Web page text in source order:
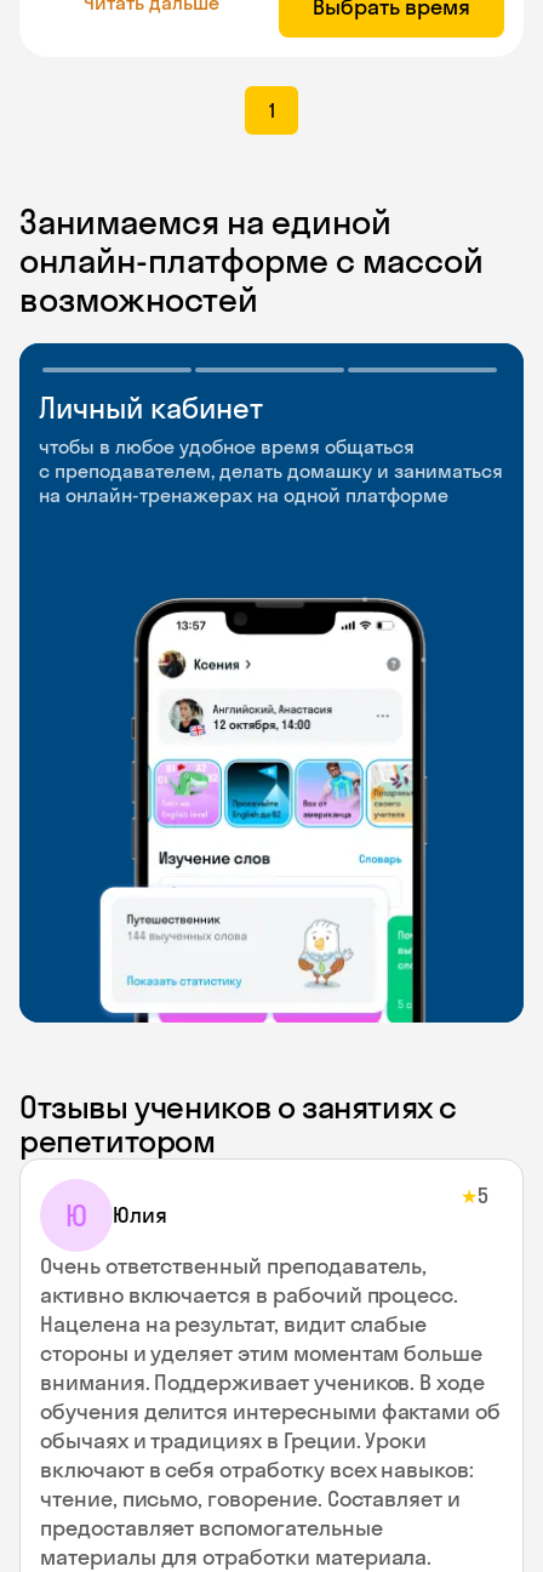
Выбрать время
1
Занимаемся на единой
онлайн-платформе с массой
возможностей
Личный кабинет
чтобы в любое удобное время общаться
с преподавателем, делать домашку и заниматься
на онлайн-тренажерах на одной платформе
Мобильное
приложение
чтобы заниматься и изучать новые слова где
и когда удобно
Разговорные клубы
и Talks
Групповые занятия для разговорной практики
и индивидуальные встречи с преподавателями
Отзывы учеников о занятиях с
репетитором
Ю Юлия
★5
Очень ответственный преподаватель,
активно включается в рабочий процесс.
Нацелена на результат, видит слабые
стороны и уделяет этим моментам больше
внимания. Поддерживает учеников. В ходе
обучения делится интересными фактами об
обычаях и традициях в Греции. Уроки
включают в себя отработку всех навыков:
чтение, письмо, говорение. Составляет и
предоставляет вспомогательные
материалы для отработки материала.